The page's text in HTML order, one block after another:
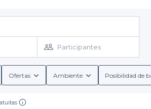
Participantes
Ofertas Ambiente Posibilidad de